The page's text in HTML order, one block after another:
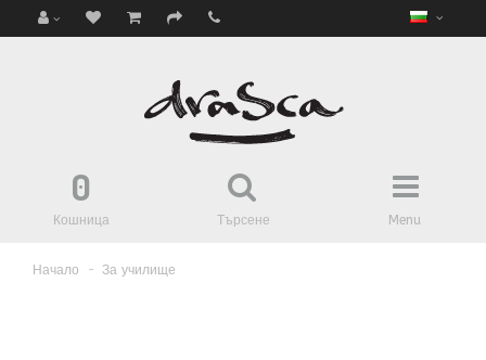
Menu
Търсене
0
Кошница
Начало За училище